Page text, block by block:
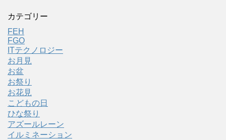
カテゴリー
FEH
FGO
ITテクノロジー
お月見
お盆
お祭り
お花見
こどもの日
ひな祭り
アズールレーン
イルミネーション